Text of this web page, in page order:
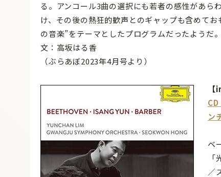
る。アンコール3曲の選択にも若者の感性があら
け、その後の熱狂的歓声とのギャップも含めて
の音楽”をテーマとしたプログラムだったようだ。
文：高坂はる香
（ぶらあぼ2023年4月号より）
ン
ベ
／